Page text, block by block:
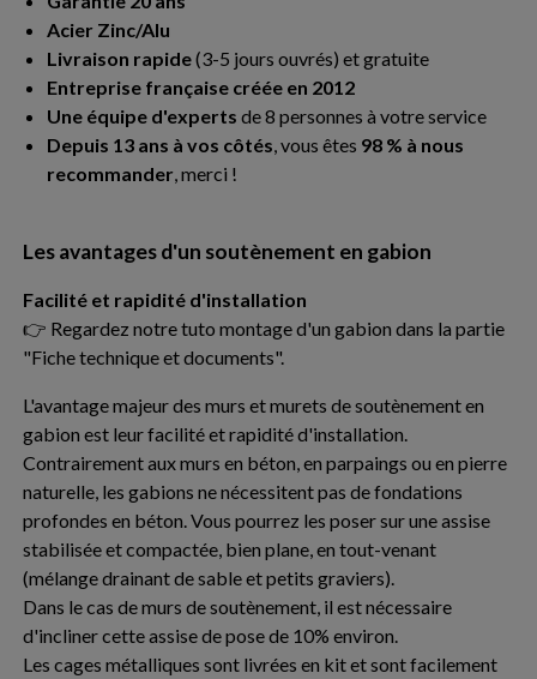
Acier Zinc/Alu
Livraison rapide(3-5 jours ouvrés) et gratuite
Entreprise française créée en 2012
Une équipe d'experts de 8 personnes à votre service
Depuis 13 ans à vos côtés , vous êtes 98 % à nous
recommander , merci !
Les avantages d'un soutènement en gabion
Facilité et rapidité d'installation
👉 Regardez notre tuto montage d'un gabion dans la partie
"Fiche technique et documents".
L'avantage majeur des murs et murets de soutènement en
gabion est leur facilité et rapidité d'installation.
Contrairement aux murs en béton, en parpaings ou en pierre
naturelle, les gabions ne nécessitent pas de fondations
profondes en béton. Vous pourrez les poser sur une assise
stabilisée et compactée, bien plane, en tout-venant
(mélange drainant de sable et petits graviers).
Dans le cas de murs de soutènement, il est nécessaire
d'incliner cette assise de pose de 10% environ.
Les cages métalliques sont livrées en kit et sont facilement